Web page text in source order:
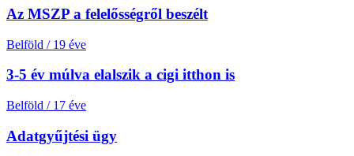
Az MSZP a felelősségről beszélt
Belföld / 19 éve
3-5 év múlva elalszik a cigi itthon is
Belföld / 17 éve
Adatgyűjtési ügy